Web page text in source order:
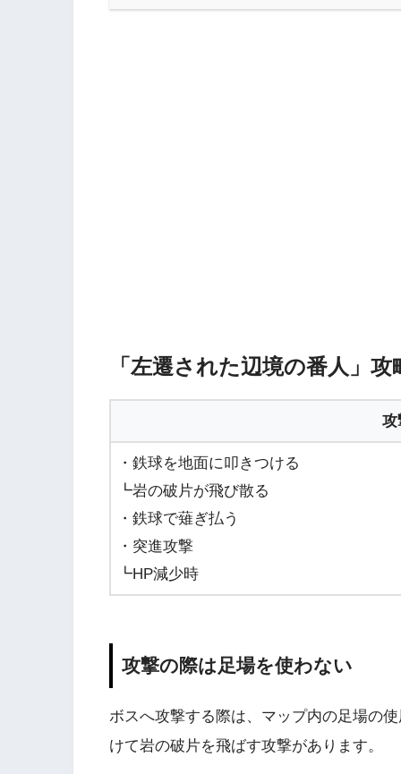
「左遷された辺境の番人」攻
攻
・鉄球を地面に叩きつける
┗岩の破片が飛び散る
・鉄球で薙ぎ払う
・突進攻撃
┗HP減少時
攻撃の際は足場を使わない
ボスへ攻撃する際は、マップ内の足場の
けて岩の破片を飛ばす攻撃があります。